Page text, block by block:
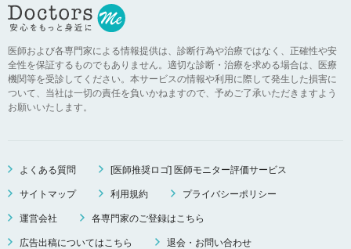
医師および各専門家による情報提供は、診断行為や治療ではなく、正確性や安
全性を保証するものでもありません。適切な診断・治療を求める場合は、医療
機関等を受診してください。本サービスの情報や利用に際して発生した損害に
ついて、当社は一切の責任を負いかねますので、予めご了承いただきますよう
お願いいたします。
よくある質問 [医師推奨ロゴ] 医師モニター評価サービス
サイトマップ 利用規約 プライバシーポリシー
運営会社 各専門家のご登録はこちら
広告出稿についてはこちら 退会・お問い合わせ